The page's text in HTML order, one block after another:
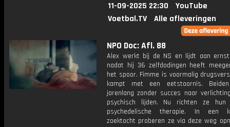
11-09-2025 22:30
YouTube
Voetbal.TV
Alle afleveringen
NPO Doc: Afl. 88
Alex werkt bij de NS en lijdt aan
nadat hij 36 zelfdodingen heeft
het spoor. Fimme is voormalig
kampt met een eetstoornis.
jarenlang zonder succes naar
psychisch lijden. Nu richten ze hun
psychedelische therapie. In een
zoektocht proberen ze via deze weg